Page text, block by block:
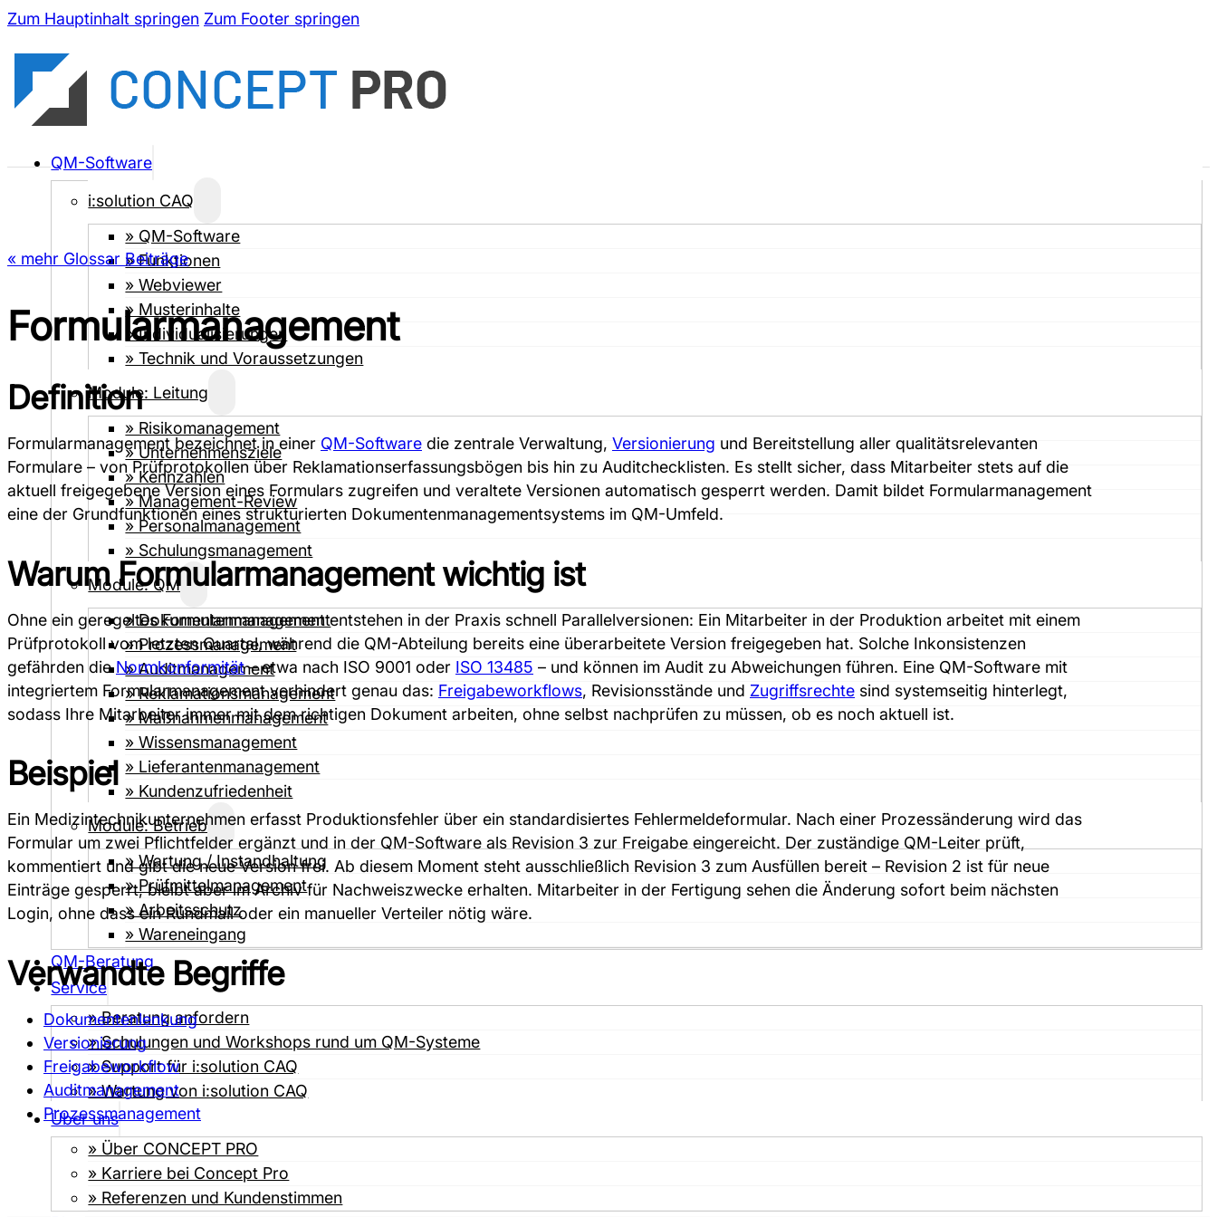
Zum Hauptinhalt springen Zum Footer springen
QM-Software
i:solution CAQ
» QM-Software
» Funktionen
» Webviewer
» Musterinhalte
» Individualisierungen
» Technik und Voraussetzungen
Module: Leitung
» Risiko­management
» Unternehmensziele
» Kennzahlen
» Management-Review
» Personalmanagement
» Schulungsmanagement
Module: QM
» Dokumenten­­management
» Prozess­management
» Auditmanagement
» Reklamations­management
» Maßnahmen­management
» Wissens­management
» Lieferanten­­­management
» Kundenzufriedenheit
Module: Betrieb
» Wartung / Instandhaltung
» Prüfmittel­­management
» Arbeitsschutz
» Wareneingang
QM-Beratung
Service
» Beratung anfordern
» Schulungen und Workshops rund um QM-Systeme
» Support für i:solution CAQ
» Wartung von i:solution CAQ
Über uns
» Über CONCEPT PRO
» Karriere bei Concept Pro
» Referenzen und Kundenstimmen
« mehr Glossar Beiträge
Formularmanagement
Definition
Formularmanagement bezeichnet in einer QM-Software die zentrale Verwaltung, Versionierung und Bereitstellung aller qualitätsrelevanten
Formulare – von Prüfprotokollen über Reklamationserfassungsbögen bis hin zu Auditchecklisten. Es stellt sicher, dass Mitarbeiter stets auf die
aktuell freigegebene Version eines Formulars zugreifen und veraltete Versionen automatisch gesperrt werden. Damit bildet Formularmanagement
eine der Grundfunktionen eines strukturierten Dokumentenmanagementsystems im QM-Umfeld.
Warum Formularmanagement wichtig ist
Ohne ein geregeltes Formularmanagement entstehen in der Praxis schnell Parallelversionen: Ein Mitarbeiter in der Produktion arbeitet mit einem
Prüfprotokoll vom letzten Quartal, während die QM-Abteilung bereits eine überarbeitete Version freigegeben hat. Solche Inkonsistenzen
gefährden dieNormkonformität– etwa nach ISO 9001 oder ISO 13485 – und können im Audit zu Abweichungen führen. Eine QM-Software mit
integriertem Formularmanagement verhindert genau das: Freigabeworkflows, Revisionsstände und Zugriffsrechte sind systemseitig hinterlegt,
sodass Ihre Mitarbeiter immer mit dem richtigen Dokument arbeiten, ohne selbst nachprüfen zu müssen, ob es noch aktuell ist.
Beispiel
Ein Medizintechnikunternehmen erfasst Produktionsfehler über ein standardisiertes Fehlermeldeformular. Nach einer Prozessänderung wird das
Formular um zwei Pflichtfelder ergänzt und in der QM-Software als Revision 3 zur Freigabe eingereicht. Der zuständige QM-Leiter prüft,
kommentiert und gibt die neue Version frei. Ab diesem Moment steht ausschließlich Revision 3 zum Ausfüllen bereit – Revision 2 ist für neue
Einträge gesperrt, bleibt aber im Archiv für Nachweiszwecke erhalten. Mitarbeiter in der Fertigung sehen die Änderung sofort beim nächsten
Login, ohne dass ein Rundmail oder ein manueller Verteiler nötig wäre.
Verwandte Begriffe
Dokumentenlenkung
Versionierung
Freigabeworkflow
Auditmanagement
Prozessmanagement